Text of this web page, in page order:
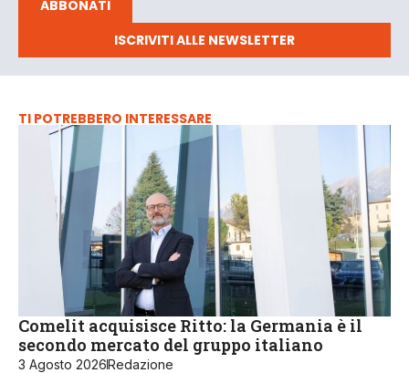
ABBONATI
ISCRIVITI ALLE NEWSLETTER
TI POTREBBERO INTERESSARE
Comelit acquisisce Ritto: la Germania è il
secondo mercato del gruppo italiano
3 Agosto 2026Redazione